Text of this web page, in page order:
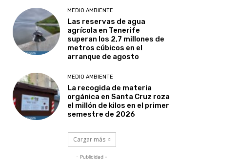
MEDIO AMBIENTE
Las reservas de agua
agrícola en Tenerife
superan los 2,7 millones de
metros cúbicos en el
arranque de agosto
MEDIO AMBIENTE
La recogida de materia
orgánica en Santa Cruz roza
el millón de kilos en el primer
semestre de 2026
Cargar más
- Publicidad -